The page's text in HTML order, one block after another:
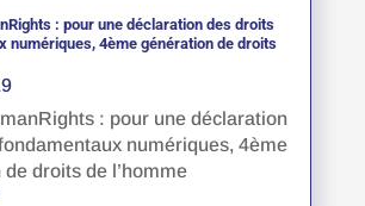
: pour une déclaration des droits
numériques, 4ème génération de droits
: pour une déclaration
numériques, 4ème
droits de l’homme